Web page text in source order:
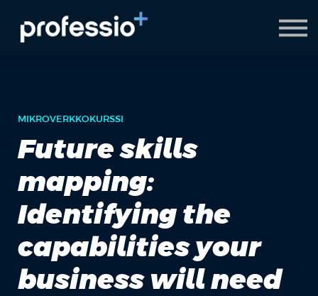
AI Coach
Pyydä demo
MIKROVERKKOKURSSI
Future skills
mapping:
Identifying the
capabilities your
business will need